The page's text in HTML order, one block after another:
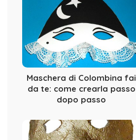
Maschera di Colombina fai
da te: come crearla passo
dopo passo